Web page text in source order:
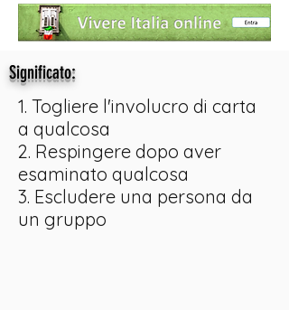
Significato:
1. Togliere l'involucro di carta
a qualcosa
2. Respingere dopo aver
esaminato qualcosa
3. Escludere una persona da
un gruppo